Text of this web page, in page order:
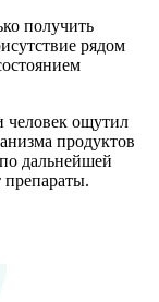
получить
рядом
человек ощутил
продуктов
дальнейшей